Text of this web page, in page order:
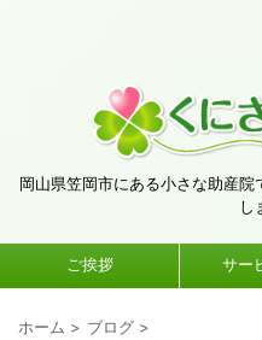
岡山県笠岡市にある小さな助産
し
ご挨拶 サー
ホーム > ブログ >